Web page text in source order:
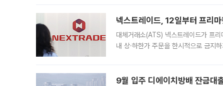
넥스트레이드, 12일부터 프리마
대체거래소(ATS) 넥스트레이드가 프
내 상·하한가 주문을 한시적으로 금지
9월 입주 디에이치방배 잔금